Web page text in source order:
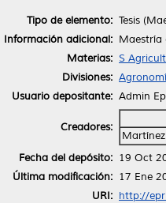
Tipo de elemento: Tesis
Información adicional: Maestría
Materias: S
Divisiones:
Usuario depositante: Admin
Creadores:
Fecha del depósito: 19 Oct
Última modificación: 17 Ene
URI: http://